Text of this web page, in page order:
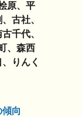
原、平
古社、
千代、
、森西
りんく
向